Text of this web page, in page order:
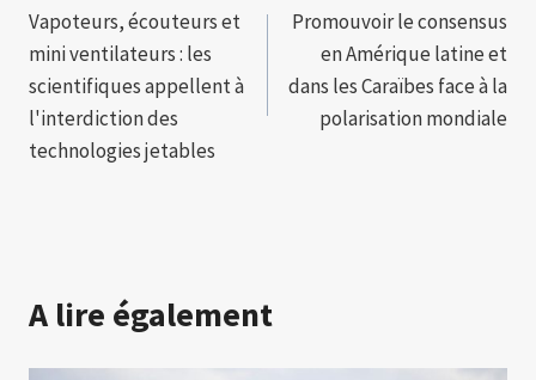
de
l’article
Vapoteurs, écouteurs et
mini ventilateurs : les
scientifiques appellent à
l'interdiction des
technologies jetables
Promouvoir le consensus
en Amérique latine et
dans les Caraïbes face à la
polarisation mondiale
A lire également